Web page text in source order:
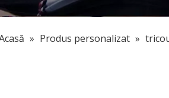
» Produs personalizat »